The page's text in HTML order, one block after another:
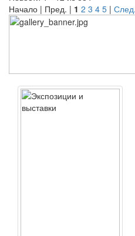
Начало | Пред. | 1 2 3 4 5 | След.